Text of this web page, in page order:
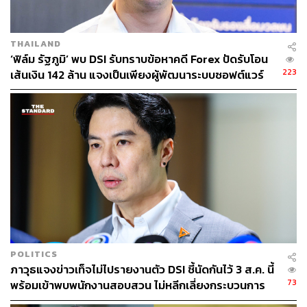
THAILAND
‘ฟิล์ม รัฐภูมิ’ พบ DSI รับทราบข้อหาคดี Forex ปัดรับโอน
เส้นเงิน 142 ล้าน แจงเป็นเพียงผู้พัฒนาระบบซอฟต์แวร์
223
POLITICS
ภาวุธแจงข่าวเท็จไม่ไปรายงานตัว DSI ชี้นัดกันไว้ 3 ส.ค. นี้
พร้อมเข้าพบพนักงานสอบสวน ไม่หลีกเลี่ยงกระบวนการ
ยุติธรรม
73